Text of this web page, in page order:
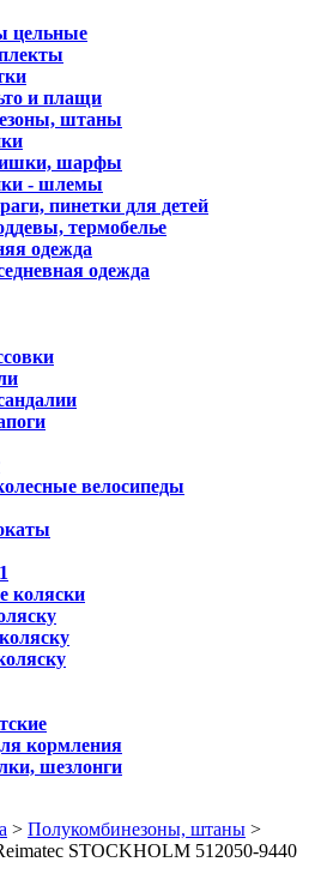
цельные
и плащи
штаны
шарфы
- шлемы
пинетки для детей
термобелье
одежда
одежда
велосипеды
коляски
кормления
шезлонги
> Полукомбинезоны, штаны >
STOCKHOLM 512050-9440